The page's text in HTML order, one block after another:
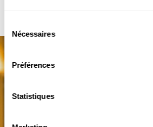
du
consentement
Nécessaires
Préférences
Statistiques